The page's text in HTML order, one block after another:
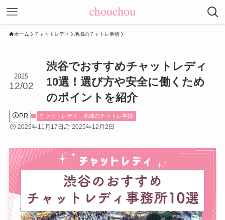
ホーム チャットレディ 地域のチャトレ事情
渋谷でおすすめチャットレディ
10選！選び方や安全に働くため
のポイントを紹介
2025
12/02
PR チャットレディ 地域のチャトレ事情
2025年11月17日 2025年12月2日